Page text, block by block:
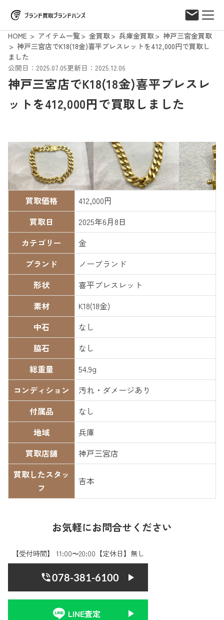
HOME アイテム一覧 金買取 兵庫金買取
神戸三宮金買取
神戸三宮店でK18(18金)喜平ブレスレットを412,000円で買取し
ました
公開日：2025.07.05更新日：2025.12.06
神戸三宮店でK18(18金)喜平ブレスレ
ットを412,000円で買取しました
買取価格
412,000円
買取日
2025年6月8日
カテゴリー
金
ブランド
ノーブランド
形状
喜平ブレスレット
素材
K18(18金)
中石
なし
脇石
なし
総重量
54.9g
コンディション
汚れ・ダメージあり
付属品
なし
地域
兵庫
買取店舗
神戸三宮店
買取したスタッ
フ
吉本
お気軽にお問合せください
【受付時間】 11:00〜20:00【定休日】無し
078-381-6100
LINE査定